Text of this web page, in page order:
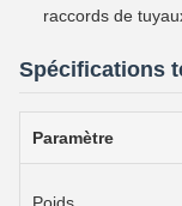
raccords de
Spécifications
Paramètre